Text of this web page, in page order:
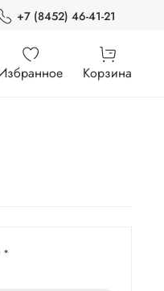
+7 (8452) 46-41-21
Корзина
*